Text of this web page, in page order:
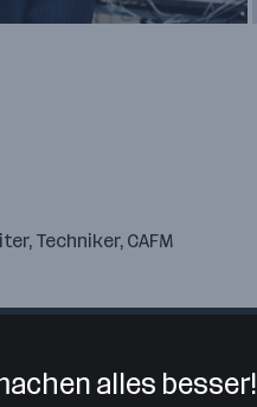
Techniker, CAFM
alles besser!